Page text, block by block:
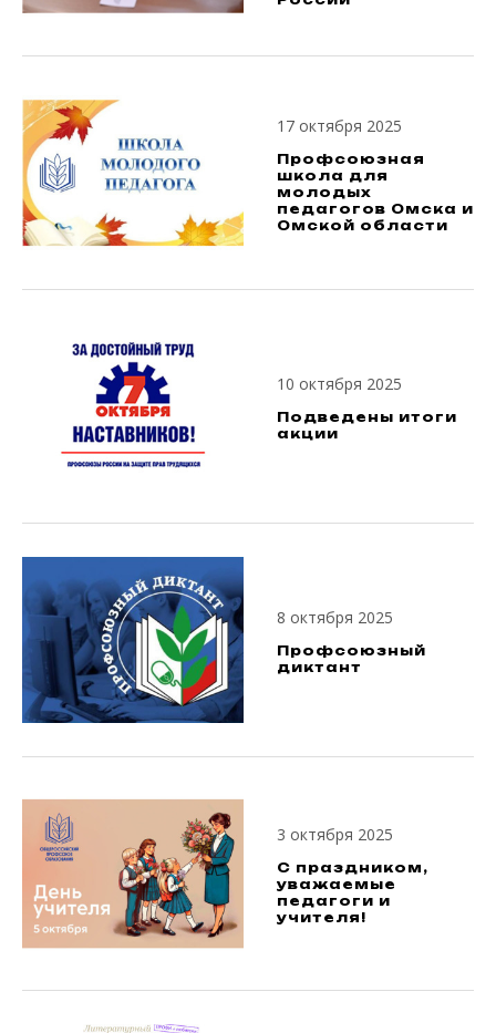
17 октября 2025
Профсоюзная
школа для
молодых
педагогов Омска и
Омской области
10 октября 2025
Подведены итоги
акции
8 октября 2025
Профсоюзный
диктант
3 октября 2025
С праздником,
уважаемые
педагоги и
учителя!